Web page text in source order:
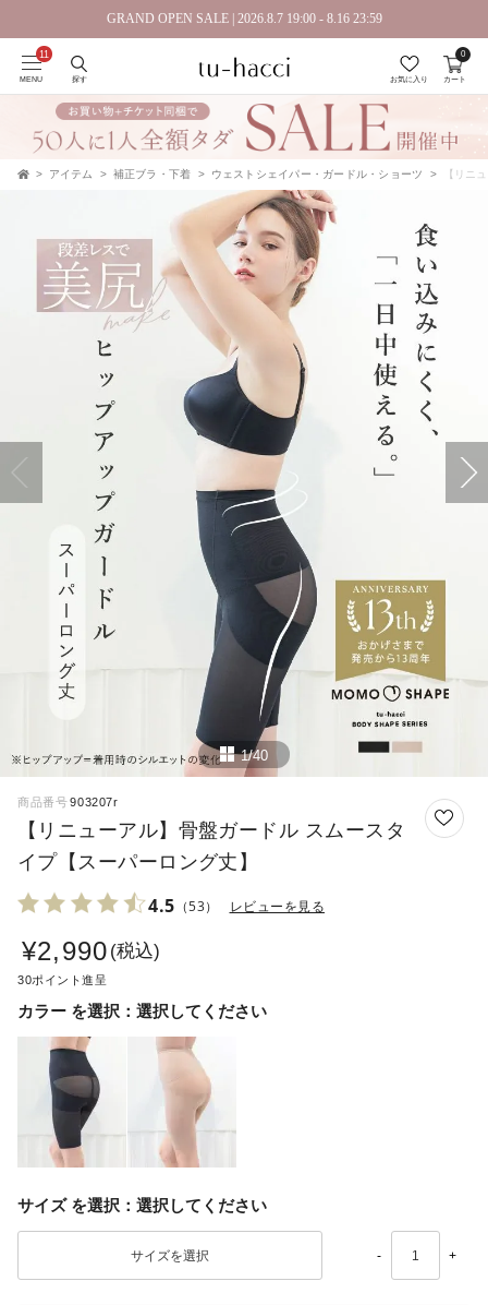
GRAND OPEN SALE | 2026.8.7 19:00 - 8.16 23:59
MENU 探す お気に入り カート
0
アイテム 補正ブラ・下着 ウェストシェイパー・ガードル・ショーツ 【リニ
1/40
商品番号 903207r
【リニューアル】骨盤ガードル スムースタ
イプ【スーパーロング丈】
4.5 （53） レビューを見る
¥2,990 税込
30
カラー 選択してください
サイズ 選択してください
- +